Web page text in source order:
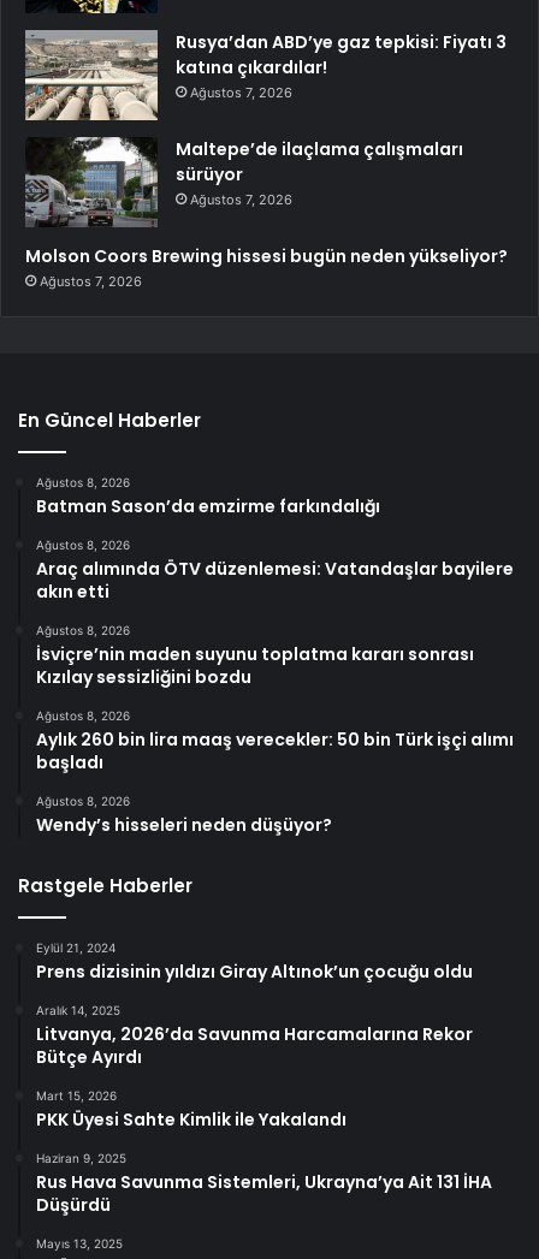
Rusya’dan ABD’ye gaz tepkisi: Fiyatı 3
katına çıkardılar!
Ağustos 7, 2026
Maltepe’de ilaçlama çalışmaları
sürüyor
Ağustos 7, 2026
Molson Coors Brewing hissesi bugün neden yükseliyor?
Ağustos 7, 2026
En Güncel Haberler
Ağustos 8, 2026
Batman Sason’da emzirme farkındalığı
Ağustos 8, 2026
Araç alımında ÖTV düzenlemesi: Vatandaşlar bayilere
akın etti
Ağustos 8, 2026
İsviçre’nin maden suyunu toplatma kararı sonrası
Kızılay sessizliğini bozdu
Ağustos 8, 2026
Aylık 260 bin lira maaş verecekler: 50 bin Türk işçi alımı
başladı
Ağustos 8, 2026
Wendy’s hisseleri neden düşüyor?
Rastgele Haberler
Eylül 21, 2024
Prens dizisinin yıldızı Giray Altınok’un çocuğu oldu
Aralık 14, 2025
Litvanya, 2026’da Savunma Harcamalarına Rekor
Bütçe Ayırdı
Mart 15, 2026
PKK Üyesi Sahte Kimlik ile Yakalandı
Haziran 9, 2025
Rus Hava Savunma Sistemleri, Ukrayna’ya Ait 131 İHA
Düşürdü
Mayıs 13, 2025